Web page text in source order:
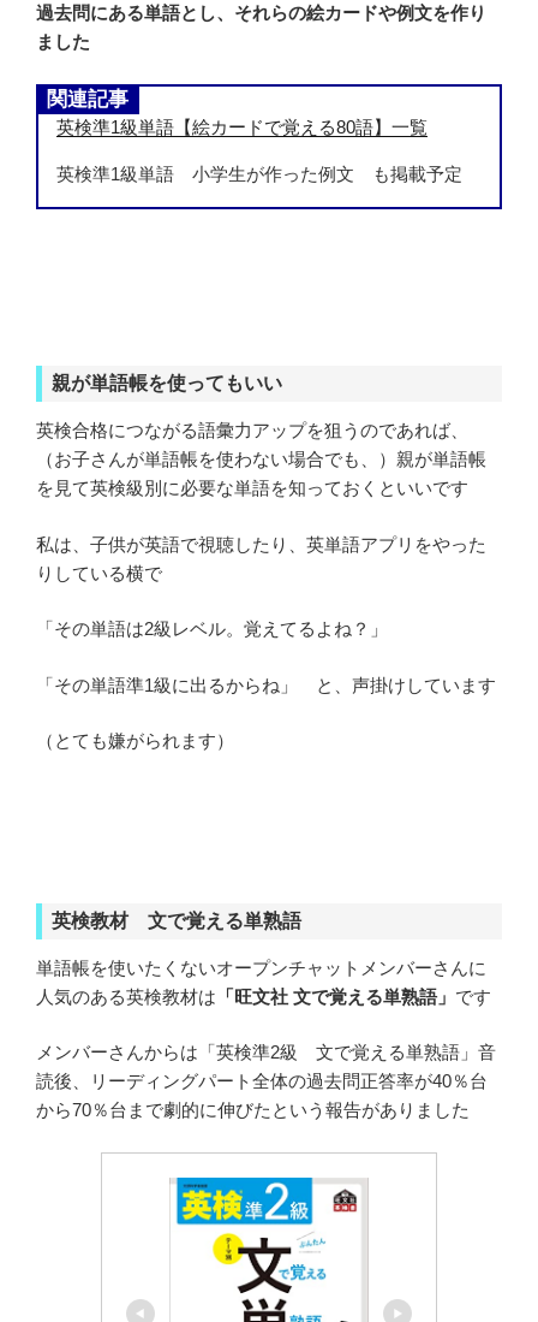
過去問にある単語とし、それらの絵カードや例文を作り
ました
関連記事
英検準1級単語【絵カードで覚える80語】一覧
英検準1級単語 小学生が作った例文 も掲載予定
親が単語帳を使ってもいい
英検合格につながる語彙力アップを狙うのであれば、
（お子さんが単語帳を使わない場合でも、）親が単語帳
を見て英検級別に必要な単語を知っておくといいです
私は、子供が英語で視聴したり、英単語アプリをやった
りしている横で
「その単語は2級レベル。覚えてるよね？」
「その単語準1級に出るからね」 と、声掛けしています
（とても嫌がられます）
英検教材 文で覚える単熟語
単語帳を使いたくないオープンチャットメンバーさんに
人気のある英検教材は 「旺文社 文で覚える単熟語」 です
メンバーさんからは「英検準2級 文で覚える単熟語」音
読後、リーディングパート全体の過去問正答率が40％台
から70％台まで劇的に伸びたという報告がありました